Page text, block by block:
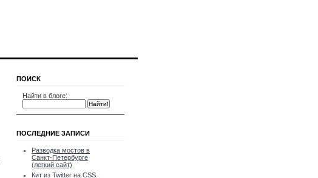
ПОИСК
Найти в блоге:
ПОСЛЕДНИЕ ЗАПИСИ
Разводка мостов в
Санкт-Петербурге
(легкий сайт)
Кит из Twitter на CSS